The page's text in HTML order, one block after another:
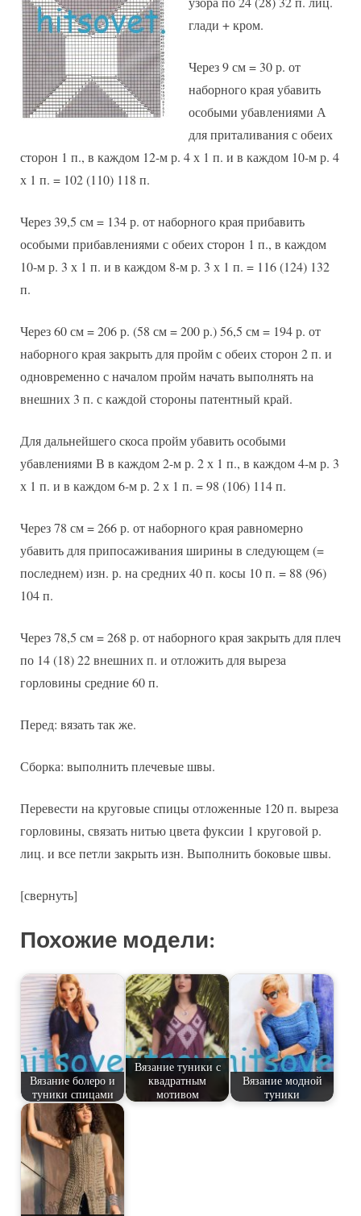
глади + кром.
Через 9 см = 30 р. от
наборного края убавить
особыми убавлениями А
для приталивания с обеих
сторон 1 п., в каждом 12-м р. 4 х 1 п. и в каждом 10-м р. 4
х 1 п. = 102 (110) 118 п.
Через 39,5 см = 134 р. от наборного края прибавить
особыми прибавлениями с обеих сторон 1 п., в каждом
10-м р. 3 х 1 п. и в каждом 8-м р. 3 х 1 п. = 116 (124) 132
п.
Через 60 см = 206 р. (58 см = 200 р.) 56,5 см = 194 р. от
наборного края закрыть для пройм с обеих сторон 2 п. и
одновременно с началом пройм начать выполнять на
внешних 3 п. с каждой стороны патентный край.
Для дальнейшего скоса пройм убавить особыми
убавлениями В в каждом 2-м р. 2 х 1 п., в каждом 4-м р. 3
х 1 п. и в каждом 6-м р. 2 х 1 п. = 98 (106) 114 п.
Через 78 см = 266 р. от наборного края равномерно
убавить для припосаживания ширины в следующем (=
последнем) изн. р. на средних 40 п. косы 10 п. = 88 (96)
104 п.
Через 78,5 см = 268 р. от наборного края закрыть для плеч
по 14 (18) 22 внешних п. и отложить для выреза
горловины средние 60 п.
Перед: вязать так же.
Сборка: выполнить плечевые швы.
Перевести на круговые спицы отложенные 120 п. выреза
горловины, связать нитью цвета фуксии 1 круговой р.
лиц. и все петли закрыть изн. Выполнить боковые швы.
[свернуть]
Похожие модели:
Вязание болеро и
туники спицами
Вязание туники с
квадратным
мотивом
Вязание модной
туники